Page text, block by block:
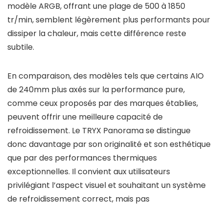
modèle ARGB, offrant une plage de 500 à 1850
tr/min, semblent légèrement plus performants pour
dissiper la chaleur, mais cette différence reste
subtile.
En comparaison, des modèles tels que certains AIO
de 240mm plus axés sur la performance pure,
comme ceux proposés par des marques établies,
peuvent offrir une meilleure capacité de
refroidissement. Le TRYX Panorama se distingue
donc davantage par son originalité et son esthétique
que par des performances thermiques
exceptionnelles. Il convient aux utilisateurs
privilégiant l’aspect visuel et souhaitant un système
de refroidissement correct, mais pas